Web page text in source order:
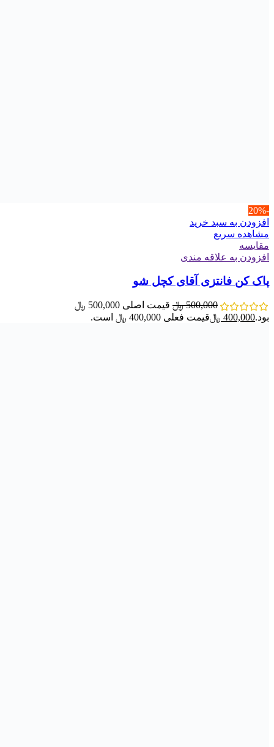
-20%
افزودن به سبد خرید
مشاهده سریع
مقایسه
افزودن به علاقه مندی
پاک کن فانتزی آقای کچل شو
500,000 ﷼
قیمت اصلی 500,000 ﷼
بود.400,000 ﷼قیمت فعلی 400,000 ﷼ است.